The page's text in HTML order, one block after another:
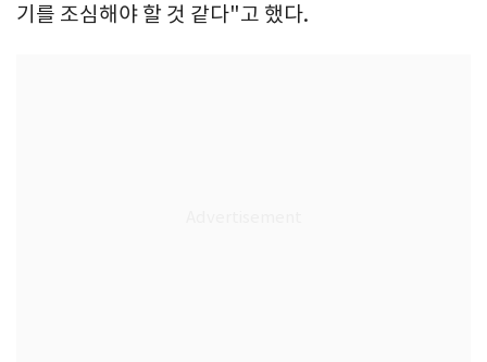
기를 조심해야 할 것 같다"고 했다.